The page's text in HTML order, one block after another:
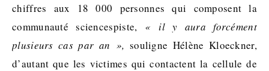
chiffres aux 18 000 personnes qui composent la
communauté sciencespiste, « il y aura forcément
plusieurs cas par an », souligne Hélène Kloeckner,
d’autant que les victimes qui contactent la cellule de